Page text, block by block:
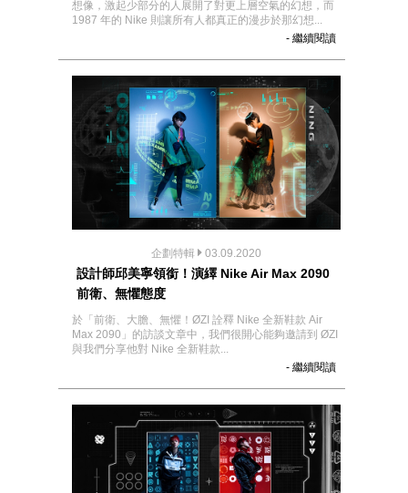
想像，激起少部分的人展開了對更上層空氣的幻想，而
1987 年的 Nike 則讓所有人都真正的漫步於那幻想...
- 繼續閱讀
企劃特輯 03.09.2020
設計師邱美寧領銜！演繹 Nike Air Max 2090
前衛、無懼態度
於「前衛、大膽、無懼！ØZI 詮釋 Nike 全新鞋款 Air
Max 2090」的訪談文章中，我們很開心能夠邀請到 ØZI
與我們分享他對 Nike 全新鞋款...
- 繼續閱讀